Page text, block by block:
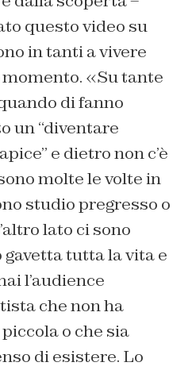
questo video su
in tanti a vivere
«Su tante
di fanno
un “diventare
e dietro non c’è
molte le volte in
studio pregresso o
lato ci sono
tutta la vita e
l’audience
che non ha
o che sia
di esistere. Lo